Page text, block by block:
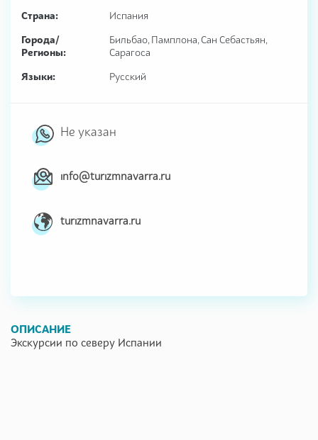
Страна:
Испания
Города/
Регионы:
Бильбао, Памплона, Сан Себастьян,
Сарагоса
Языки:
Русский
Не указан
info@turizmnavarra.ru
turizmnavarra.ru
ОПИСАНИЕ
Экскурсии по северу Испании